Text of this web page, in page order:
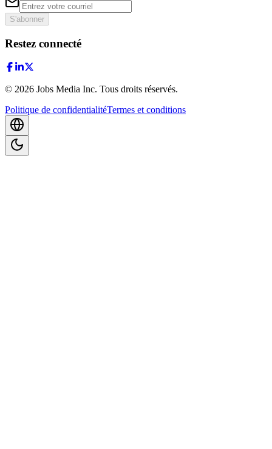
S'abonner
Restez connecté
© 2026 Jobs Media Inc. Tous droits réservés.
Politique de confidentialitéTermes et conditions